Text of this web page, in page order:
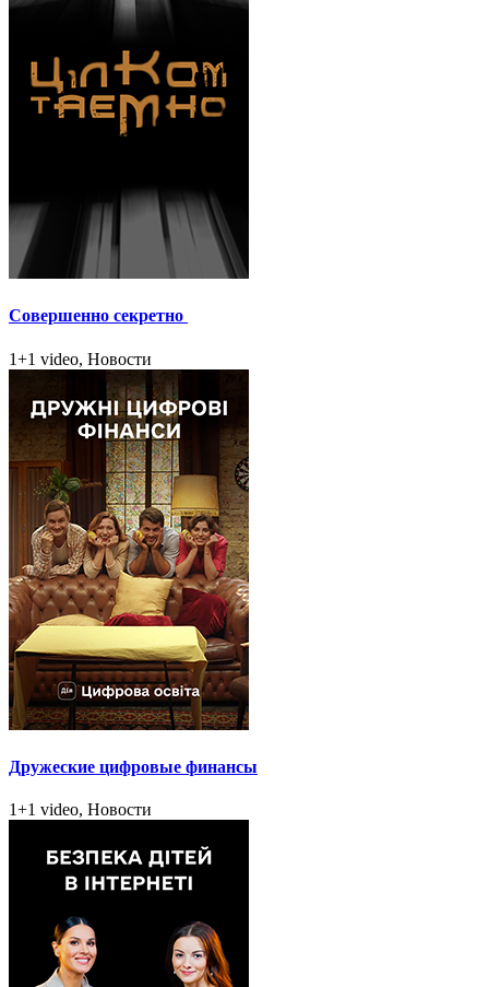
Совершенно секретно
1+1 video, Новости
Дружеские цифровые финансы
1+1 video, Новости